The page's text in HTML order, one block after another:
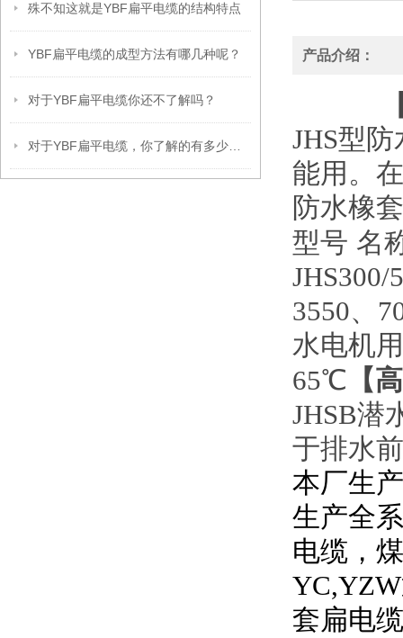
殊不知这就是YBF扁平电缆的结构特点
YBF扁平电缆的成型方法有哪几种呢？
对于YBF扁平电缆你还不了解吗？
产品介绍：
JHS型
能用。
防水橡
型号 名
3550、
水电机
65℃ 【
JHSB潜
于排水
本厂生
生产全
电缆，
YC,YZW
套扁电